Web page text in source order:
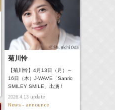
菊川怜
【菊川怜】4月13日（月）～
16日（木）J-WAVE「Sanrio
SMILEY SMILE」出演！
2026.4.13update
News - announce